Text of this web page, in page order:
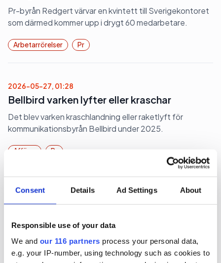
Consent Details Ad Settings About
Responsible use of your data
We and our 116 partners process your personal data,
e.g. your IP-number, using technology such as cookies to
Pr-byrån Redgert värvar en kvintett till Sverigekontoret
som därmed kommer upp i drygt 60 medarbetare.
Arbetarrörelser Pr
2026-05-27, 01:28
Bellbird varken lyfter eller kraschar
Det blev varken kraschlandning eller raketlyft för
kommunikationsbyrån Bellbird under 2025.
Affärer Pr
2026-05-19, 06:20
förstaplatsen i Next Gen PR World Cup. Nu vinner
Sverige för andra året i rad. Denna gång med en duo från